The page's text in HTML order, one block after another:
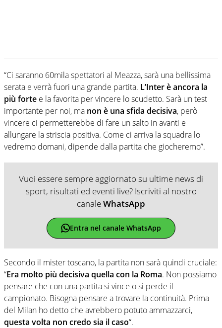
“Ci saranno 60mila spettatori al Meazza, sarà una bellissima
serata e verrà fuori una grande partita. L’Inter è ancora la
più forte e la favorita per vincere lo scudetto. Sarà un test
importante per noi, ma non è una sfida decisiva, però
vincere ci permetterebbe di fare un salto in avanti e
allungare la striscia positiva. Come ci arriva la squadra lo
vedremo domani, dipende dalla partita che giocheremo”.
Vuoi essere sempre aggiornato su ultime news di
sport, risultati ed eventi live? Iscriviti al nostro
canaleWhatsApp
Entra nel canale WhatsApp
Secondo il mister toscano, la partita non sarà quindi cruciale:
“Era molto più decisiva quella con la Roma. Non possiamo
pensare che con una partita si vince o si perde il
campionato. Bisogna pensare a trovare la continuità. Prima
del Milan ho detto che avrebbero potuto ammazzarci,
questa volta non credo sia il caso“.